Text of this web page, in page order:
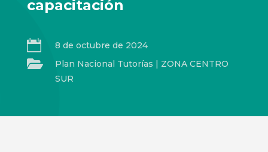
capacitación
 8 de octubre de 2024
 Plan Nacional Tutorías | ZONA CENTRO
SUR